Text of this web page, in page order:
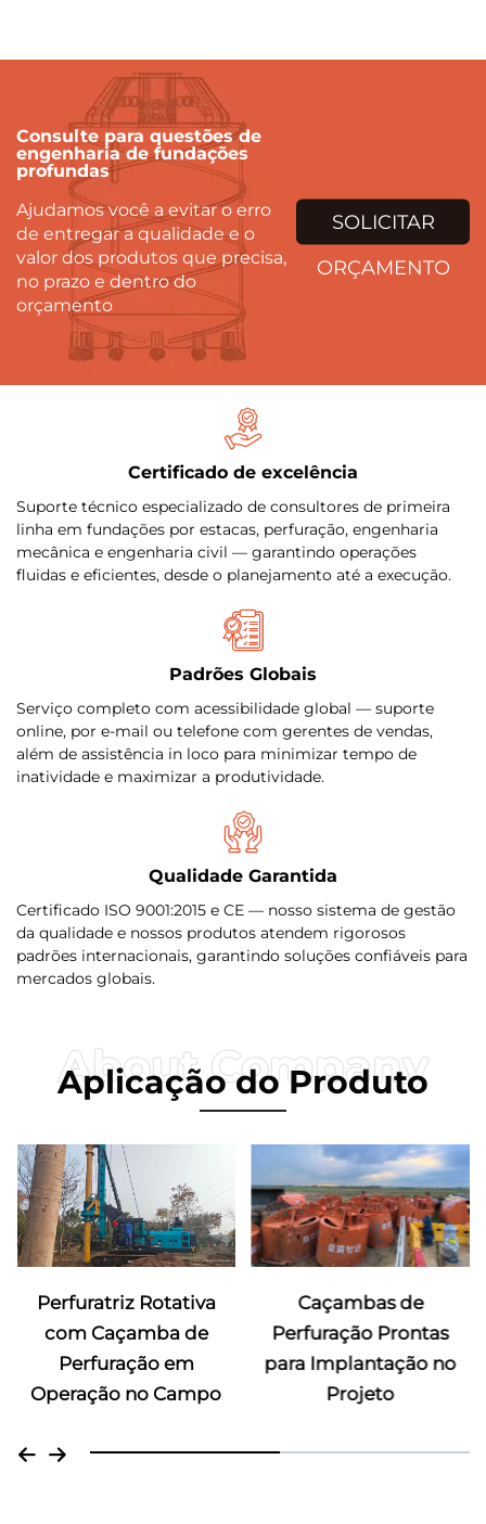
Consulte para questões de
engenharia de fundações
profundas
Ajudamos você a evitar o erro
de entregar a qualidade e o
valor dos produtos que precisa,
no prazo e dentro do
orçamento
SOLICITAR
ORÇAMENTO
Certificado de excelência
Suporte técnico especializado de consultores de primeira
linha em fundações por estacas, perfuração, engenharia
mecânica e engenharia civil — garantindo operações
fluidas e eficientes, desde o planejamento até a execução.
Padrões Globais
Serviço completo com acessibilidade global — suporte
online, por e-mail ou telefone com gerentes de vendas,
além de assistência in loco para minimizar tempo de
inatividade e maximizar a produtividade.
Qualidade Garantida
Certificado ISO 9001:2015 e CE — nosso sistema de gestão
da qualidade e nossos produtos atendem rigorosos
padrões internacionais, garantindo soluções confiáveis para
mercados globais.
Aplicação do Produto
Perfuratriz Rotativa
com Caçamba de
Perfuração em
Operação no Campo
Caçambas de
Perfuração Prontas
para Implantação no
Projeto